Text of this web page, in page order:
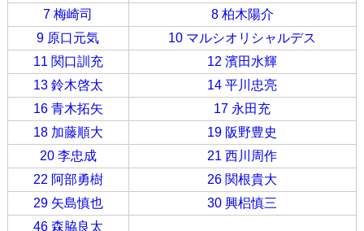
7 梅崎司
8 柏木陽介
9 原口元気
10 マルシオリシャルデス
11 関口訓充
12 濱田水輝
13 鈴木啓太
14 平川忠亮
16 青木拓矢
17 永田充
18 加藤順大
19 阪野豊史
20 李忠成
21 西川周作
22 阿部勇樹
26 関根貴大
29 矢島慎也
30 興梠慎三
46 森脇良太